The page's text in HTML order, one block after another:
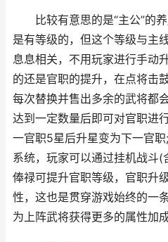
比较有意思的是“主公”的养
是有等级的，但这个等级与主
息息相关，不用玩家进行手动
的还是官职的提升，在点将击
每次替换并售出多余的武将都
达到一定数量后即可对官职进
一官职5星后升星变为下一官
系统，玩家可以通过挂机战斗
俸禄可提升官职等级，官职升
性，这也是贯穿游戏始终的一
为上阵武将获得更多的属性加